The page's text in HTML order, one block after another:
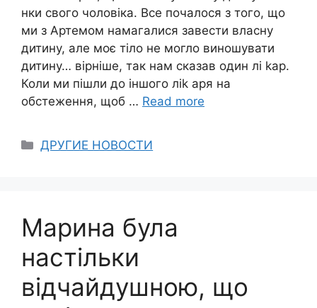
нки свого чоловіка. Все почалося з того, що
ми з Артемом намагалися завести власну
дитину, але моє тіло не могло виношувати
дитину… вірніше, так нам сказав один лі kар.
Коли ми пішли до іншого ліk аря на
обстеження, щоб … Read more
Categories
ДРУГИЕ НОВОСТИ
Марина була
настільки
відчайдушною, що